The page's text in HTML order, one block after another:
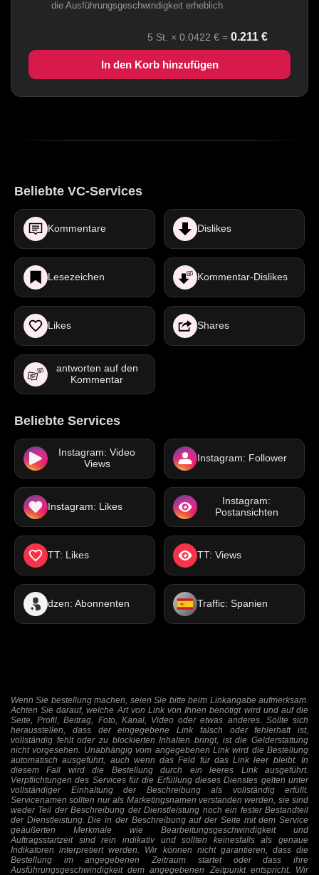
die Ausführungsgeschwindigkeit erheblich
5 St. × 0.0422 € = 0.211 €
In den Korb hinzufügen
Beliebte VC-Services
Kommentare Dislikes
Lesezeichen Kommentar-Dislikes
Likes Shares
antworten auf den
Kommentar
Beliebte Services
Instagram: Video
Views
Instagram: Follower
Instagram: Likes
Instagram:
Postansichten
TT: Likes TT: Views
dzen: Abonnenten Traffic: Spanien
Wenn Sie bestellung machen, seien Sie bitte beim Linkangabe aufmerksam.
Achten Sie darauf, welche Art von Link von Ihnen benötigt wird und auf die
Seite, Profil, Beitrag, Foto, Kanal, Video oder etwas anderes. Sollte sich
herausstellen, dass der eingegebene Link falsch oder fehlerhaft ist,
vollständig fehlt oder zu blockierten Inhalten bringt, ist die Gelderstattung
nicht vorgesehen. Unabhängig vom angegebenen Link wird die Bestellung
automatisch ausgeführt, auch wenn das Feld für das Link leer bleibt. In
diesem Fall wird die Bestellung durch ein leeres Link ausgeführt.
Verpflichtungen des Services für die Erfüllung dieses Dienstes gelten unter
vollständiger Einhaltung der Beschreibung als vollständig erfüllt.
Servicenamen sollten nur als Marketingsnamen verstanden werden, sie sind
weder Teil der Beschreibung der Dienstleistung noch ein fester Bestandteil
der Dienstleistung. Die in der Beschreibung auf der Seite mit dem Service
geäußerten Merkmale wie Bearbeitungsgeschwindigkeit und
Auftragsstartzeit sind rein indikativ und sollten keinesfalls als genaue
Indikatoren interpretiert werden. Wir können nicht garantieren, dass die
Bestellung im angegebenen Zeitraum startet oder dass ihre
Ausführungsgeschwindigkeit dem angegebenen Zeitpunkt entspricht. Wir